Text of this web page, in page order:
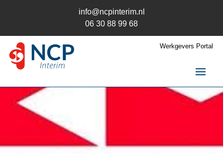
info@ncpinterim.nl
06 30 88 99 68
Werkgevers Portal
NCP Interim
Opdrachten